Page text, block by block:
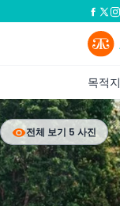
목적지
전체 보기 5 사진